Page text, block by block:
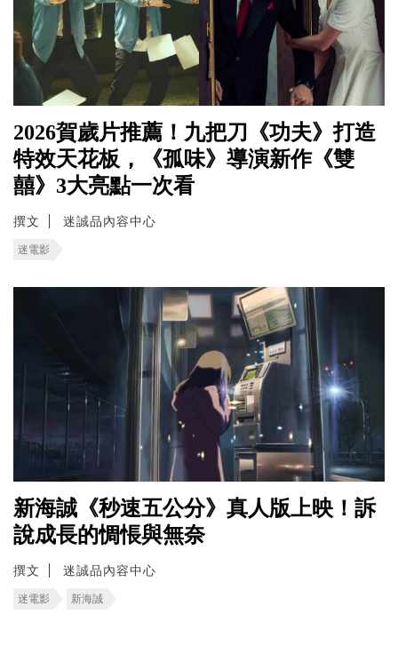
2026賀歲片推薦！九把刀《功夫》打造
特效天花板，《孤味》導演新作《雙
囍》3大亮點一次看
撰文 迷誠品內容中心
迷電影
新海誠《秒速五公分》真人版上映！訴
說成長的惆悵與無奈
撰文 迷誠品內容中心
迷電影 新海誠